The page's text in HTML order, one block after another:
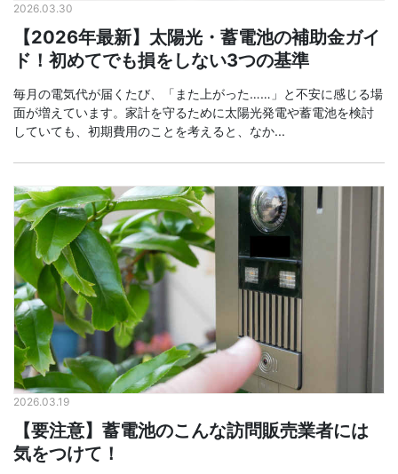
2026.03.30
【2026年最新】太陽光・蓄電池の補助金ガイ
ド！初めてでも損をしない3つの基準
毎月の電気代が届くたび、「また上がった……」と不安に感じる場
面が増えています。家計を守るために太陽光発電や蓄電池を検討
していても、初期費用のことを考えると、なか...
2026.03.19
【要注意】蓄電池のこんな訪問販売業者には
気をつけて！